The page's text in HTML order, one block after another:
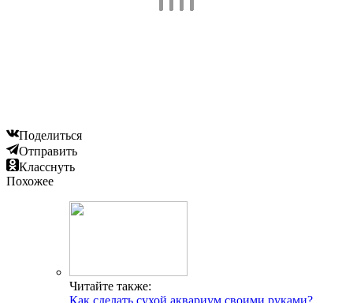
Поделиться
Отправить
Класснуть
Похожее
Читайте также:
Как сделать сухой аквариум своими руками?